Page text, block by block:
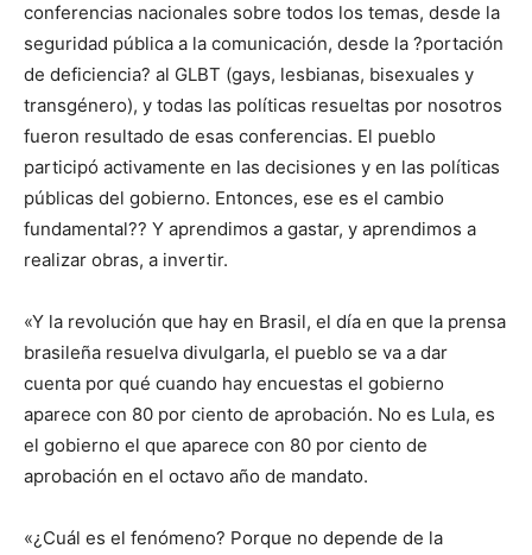
conferencias nacionales sobre todos los temas, desde la
seguridad pública a la comunicación, desde la ?portación
de deficiencia? al GLBT (gays, lesbianas, bisexuales y
transgénero), y todas las políticas resueltas por nosotros
fueron resultado de esas conferencias. El pueblo
participó activamente en las decisiones y en las políticas
públicas del gobierno. Entonces, ese es el cambio
fundamental?? Y aprendimos a gastar, y aprendimos a
realizar obras, a invertir.
«Y la revolución que hay en Brasil, el día en que la prensa
brasileña resuelva divulgarla, el pueblo se va a dar
cuenta por qué cuando hay encuestas el gobierno
aparece con 80 por ciento de aprobación. No es Lula, es
el gobierno el que aparece con 80 por ciento de
aprobación en el octavo año de mandato.
«¿Cuál es el fenómeno? Porque no depende de la